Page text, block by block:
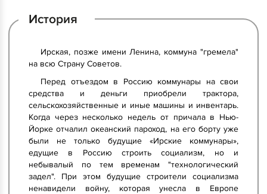
История
Ирская, позже имени Ленина, коммуна "гремела"
на всю Страну Советов.
Перед отъездом в Россию коммунары на свои
средства и деньги приобрели трактора,
сельскохозяйственные и иные машины и инвентарь.
Когда через несколько недель от причала в Нью-
Йорке отчалил океанский пароход, на его борту уже
были не только будущие «Ирские коммунары»,
едущие в Россию строить социализм, но и
небывалый по тем временам "технологический
задел". При этом будущие строители социализма
ненавидели войну, которая унесла в Европе